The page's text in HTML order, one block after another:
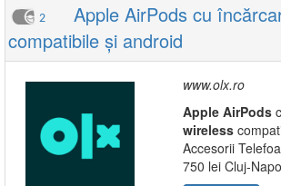
2
Apple AirPods cu
compatibile și android
www.olx.ro
Apple AirPods
wireless
Accesorii
750 lei Cluj-